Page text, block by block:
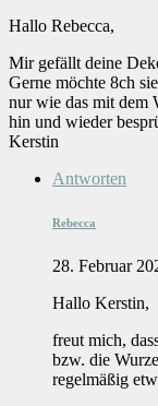
Hallo Rebecca,
Mir gefällt deine
Gerne möchte 8ch
nur wie das mit dem
hin und wieder
Kerstin
Antworten
Rebecca
28. Februar
Hallo Kerstin,
freut mich,
bzw. die
regelmäßig